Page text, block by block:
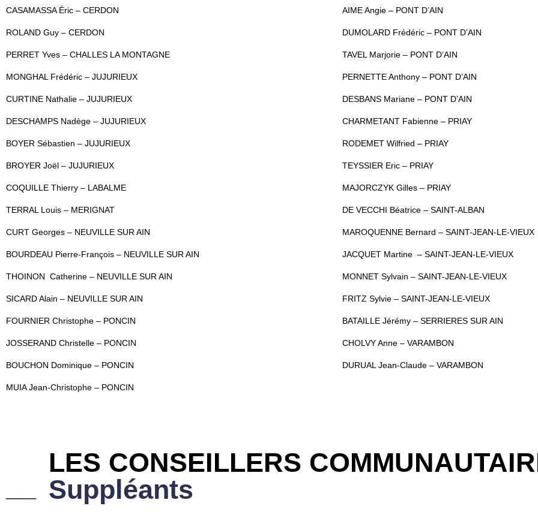
CASAMASSA Éric – CERDON
ROLAND Guy – CERDON
PERRET Yves – CHALLES LA MONTAGNE
MONGHAL Frédéric – JUJURIEUX
CURTINE Nathalie – JUJURIEUX
DESCHAMPS Nadège – JUJURIEUX
BOYER Sébastien – JUJURIEUX
BROYER Joël – JUJURIEUX
COQUILLE Thierry – LABALME
TERRAL Louis – MERIGNAT
CURT Georges – NEUVILLE SUR AIN
BOURDEAU Pierre-François – NEUVILLE SUR AIN
THOINON Catherine – NEUVILLE SUR AIN
SICARD Alain – NEUVILLE SUR AIN
FOURNIER Christophe – PONCIN
JOSSERAND Christelle – PONCIN
BOUCHON Dominique – PONCIN
MUIA Jean-Christophe – PONCIN
AIME Angie – PONT D’AIN
DUMOLARD Frédéric – PONT D’AIN
TAVEL Marjorie – PONT D’AIN
PERNETTE Anthony – PONT D’AIN
DESBANS Mariane – PONT D’AIN
CHARMETANT Fabienne – PRIAY
RODEMET Wilfried – PRIAY
TEYSSIER Eric – PRIAY
MAJORCZYK Gilles – PRIAY
DE VECCHI Béatrice – SAINT-ALBAN
MAROQUENNE Bernard – SAINT-JEAN-LE-VIEUX
JACQUET Martine – SAINT-JEAN-LE-VIEUX
MONNET Sylvain – SAINT-JEAN-LE-VIEUX
FRITZ Sylvie – SAINT-JEAN-LE-VIEUX
BATAILLE Jérémy – SERRIERES SUR AIN
CHOLVY Anne – VARAMBON
DURUAL Jean-Claude – VARAMBON
LES CONSEILLERS
Suppléants